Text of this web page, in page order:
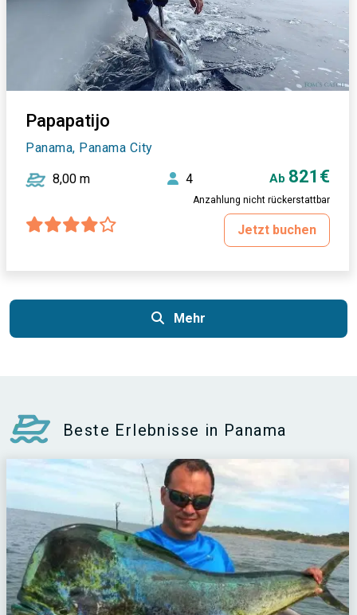
Papapatijo
Panama, Panama City
8,00 m 4 Ab 821€
Anzahlung nicht rückerstattbar
Jetzt buchen
Mehr
Beste Erlebnisse in Panama